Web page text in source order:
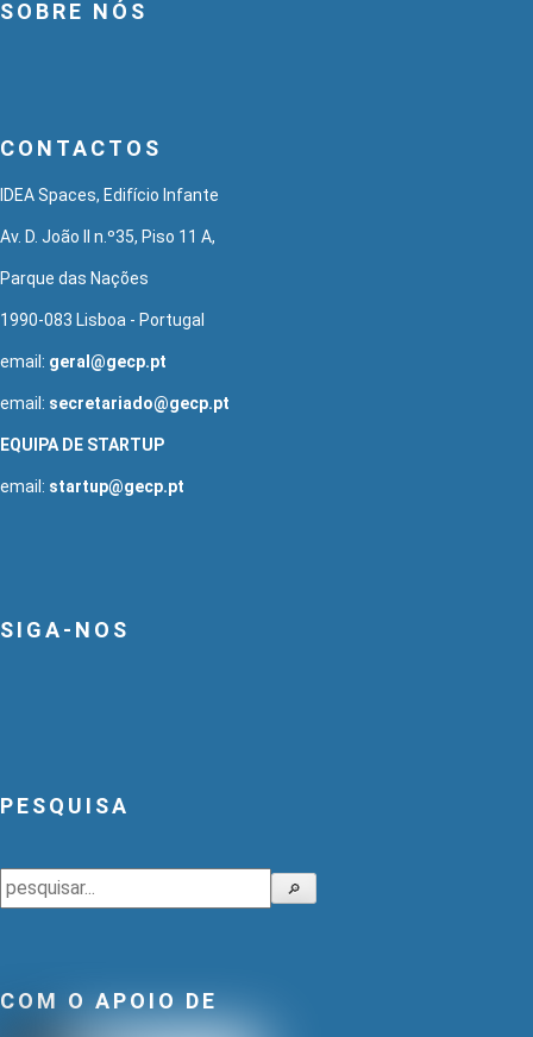
SOBRE NÓS
CONTACTOS
IDEA Spaces, Edifício Infante
Av. D. João II n.º35, Piso 11 A,
Parque das Nações
1990-083 Lisboa - Portugal
email: geral@gecp.pt
email: secretariado@gecp.pt
EQUIPA DE STARTUP
email: startup@gecp.pt
SIGA-NOS
PESQUISA
Pesquisar 🔎
COM O APOIO DE